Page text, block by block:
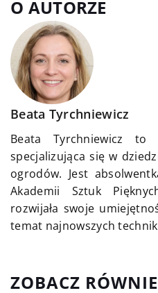
O AUTORZE
Beata Tyrchniewicz
Beata Tyrchniewicz
specjalizująca się w
ogrodów. Jest
Akademii Sztuk
rozwijała swoje
temat najnowszych
ZOBACZ